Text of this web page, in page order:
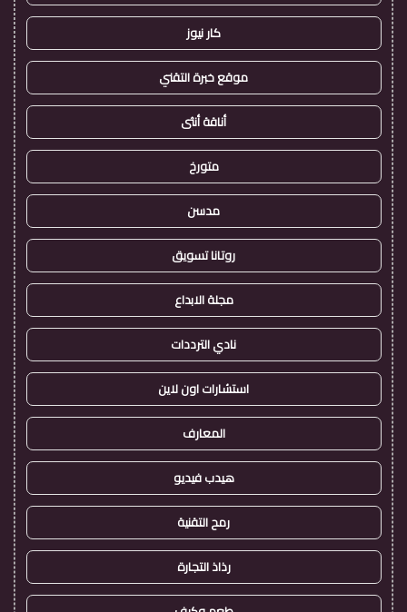
كار نيوز
موقع خبرة التقني
أناقة أنثى
متورخ
مدسن
روتانا تسويق
مجلة الابداع
نادي الترددات
استشارات اون لاين
المعارف
هيدب فيديو
رمح التقنية
رذاذ التجارة